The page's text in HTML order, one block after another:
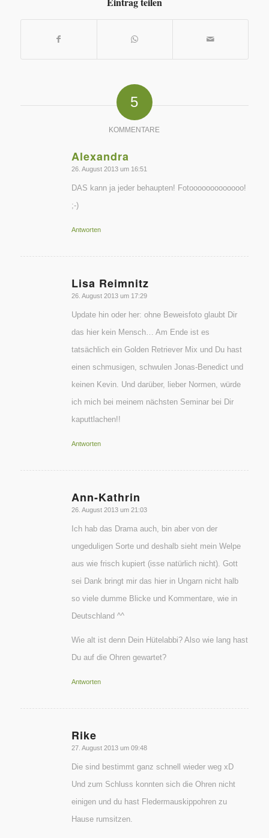
5
KOMMENTARE
Alexandra
sagte:
26. August 2013 um 16:51
DAS kann ja jeder behaupten! Fotooooooooooooo!
;-)
Antworten
Lisa Reimnitz
sagte:
26. August 2013 um 17:29
Update hin oder her: ohne Beweisfoto glaubt Dir
das hier kein Mensch… Am Ende ist es
tatsächlich ein Golden Retriever Mix und Du hast
einen schmusigen, schwulen Jonas-Benedict und
keinen Kevin. Und darüber, lieber Normen, würde
ich mich bei meinem nächsten Seminar bei Dir
kaputtlachen!!
Antworten
Ann-Kathrin
sagte:
26. August 2013 um 21:03
Ich hab das Drama auch, bin aber von der
ungeduligen Sorte und deshalb sieht mein Welpe
aus wie frisch kupiert (isse natürlich nicht). Gott
sei Dank bringt mir das hier in Ungarn nicht halb
so viele dumme Blicke und Kommentare, wie in
Deutschland ^^
Wie alt ist denn Dein Hütelabbi? Also wie lang hast
Du auf die Ohren gewartet?
Antworten
Rike
sagte:
27. August 2013 um 09:48
Die sind bestimmt ganz schnell wieder weg xD
Und zum Schluss konnten sich die Ohren nicht
einigen und du hast Fledermauskippohren zu
Hause rumsitzen.